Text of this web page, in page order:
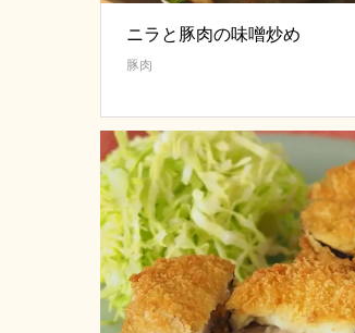
ニラと豚肉の味噌炒め
豚肉